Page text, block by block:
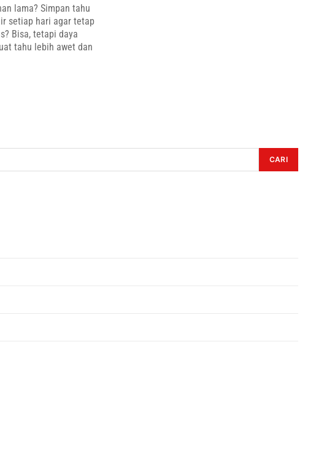
lama? Simpan tahu
setiap hari agar tetap
Bisa, tetapi daya
tahu lebih awet dan
CARI